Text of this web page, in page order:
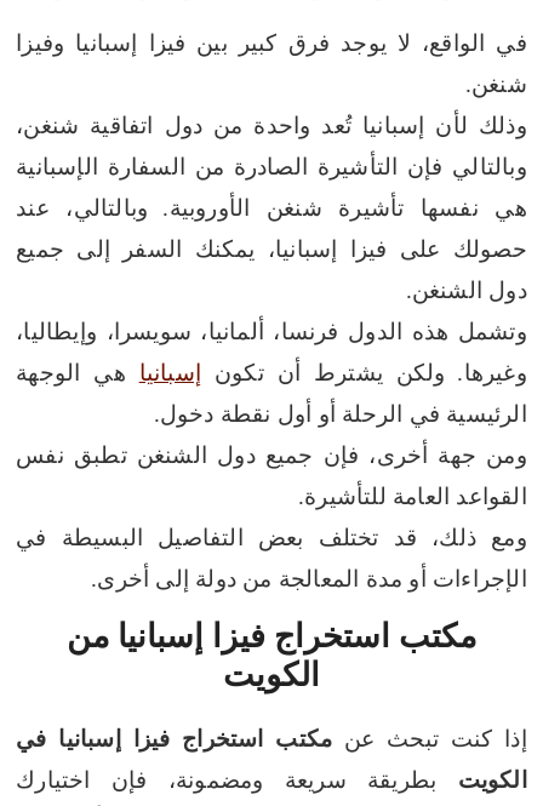
في الواقع، لا يوجد فرق كبير بين فيزا إسبانيا وفيزا
شنغن.
وذلك لأن إسبانيا تُعد واحدة من دول اتفاقية شنغن،
وبالتالي فإن التأشيرة الصادرة من السفارة الإسبانية
هي نفسها تأشيرة شنغن الأوروبية.
وبالتالي، عند
حصولك على فيزا إسبانيا، يمكنك السفر إلى جميع
دول الشنغن.
وتشمل هذه الدول فرنسا، ألمانيا، سويسرا، وإيطاليا،
وغيرها. ولكن يشترط أن تكون إسبانيا هي الوجهة
الرئيسية في الرحلة أو أول نقطة دخول.
ومن جهة أخرى، فإن جميع دول الشنغن تطبق نفس
القواعد العامة للتأشيرة.
ومع ذلك، قد تختلف بعض التفاصيل البسيطة في
الإجراءات أو مدة المعالجة من دولة إلى أخرى.
مكتب استخراج فيزا إسبانيا من
الكويت
إذا كنت تبحث عن مكتب استخراج فيزا إسبانيا في
الكويت بطريقة سريعة ومضمونة، فإن اختيارك